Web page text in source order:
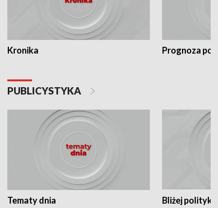
Kronika Prognoza
PUBLICYSTYKA
Tematy dnia Bliżej polityki